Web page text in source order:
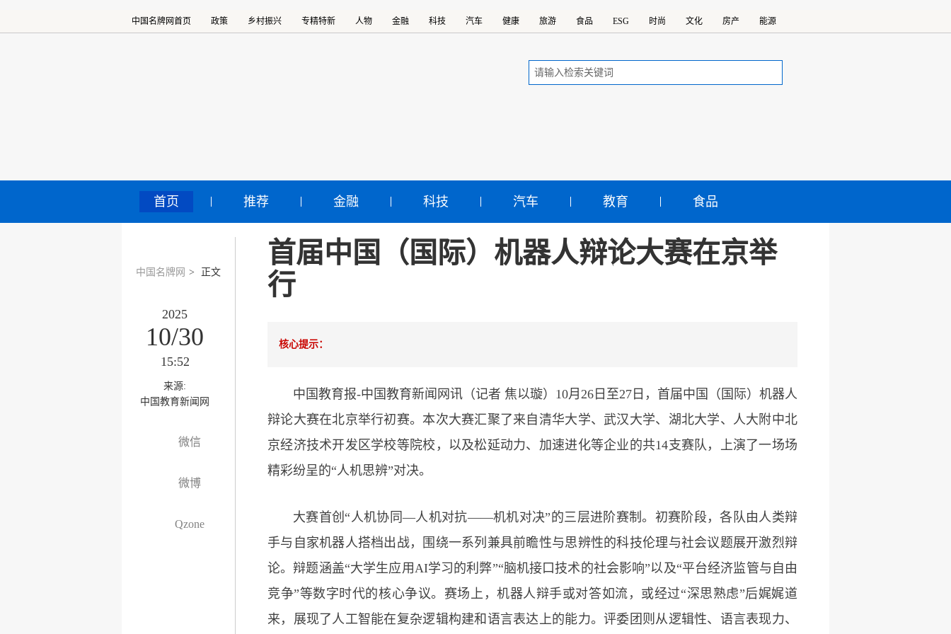
中国名牌网首页 政策 乡村振兴 专精特新 人物 金融 科技 汽车 健康 旅游 食品 ESG 时尚 文化 房产 能源
首页 推荐 金融 科技 汽车 教育 食品
中国名牌网 > 正文
2025
10/30
15:52
来源:
中国教育新闻网
微信
微博
Qzone
首届中国（国际）机器人辩论大赛在京举
行
核心提示：
中国教育报-中国教育新闻网讯（记者 焦以璇）10月26日至27日，首届中国（国际）机器人
辩论大赛在北京举行初赛。本次大赛汇聚了来自清华大学、武汉大学、湖北大学、人大附中北
京经济技术开发区学校等院校，以及松延动力、加速进化等企业的共14支赛队，上演了一场场
精彩纷呈的“人机思辨”对决。
大赛首创“人机协同—人机对抗——机机对决”的三层进阶赛制。初赛阶段，各队由人类辩
手与自家机器人搭档出战，围绕一系列兼具前瞻性与思辨性的科技伦理与社会议题展开激烈辩
论。辩题涵盖“大学生应用AI学习的利弊”“脑机接口技术的社会影响”以及“平台经济监管与自由
竞争”等数字时代的核心争议。赛场上，机器人辩手或对答如流，或经过“深思熟虑”后娓娓道
来，展现了人工智能在复杂逻辑构建和语言表达上的能力。评委团则从逻辑性、语言表现力、